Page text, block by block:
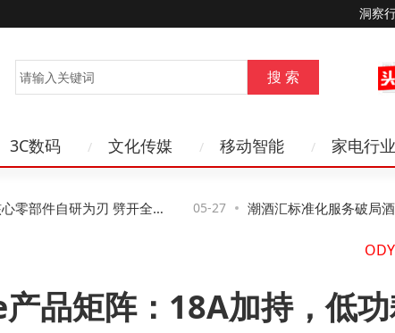
洞察
3C数码 文化传媒 移动智能 家电行业
件自研为刃 劈开全球 05-27 潮酒汇标准化服务破局酒水
老酒回收实体店还有哪些选
制
品矩阵：18A加持，低